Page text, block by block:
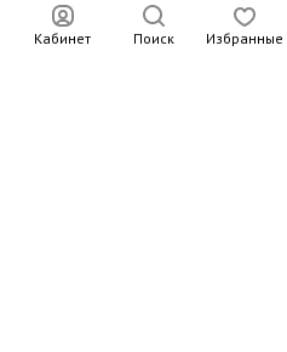
Кабинет Поиск Избранные